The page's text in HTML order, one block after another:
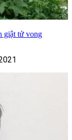
giật tử vong